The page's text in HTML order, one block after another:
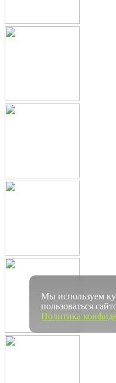
Мы используем
пользоваться
Политика